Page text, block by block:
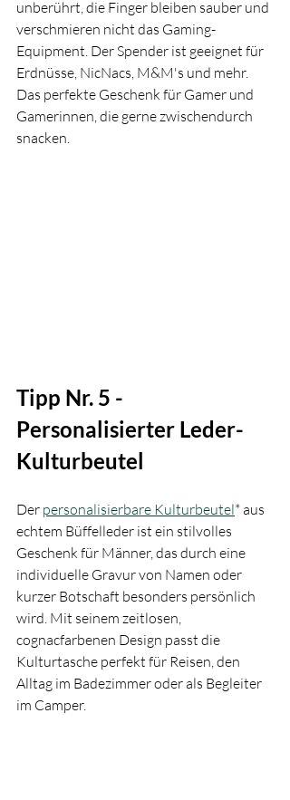
unberührt, die Finger bleiben sauber und
verschmieren nicht das Gaming-
Equipment. Der Spender ist geeignet für
Erdnüsse, NicNacs, M&M's und mehr.
Das perfekte Geschenk für Gamer und
Gamerinnen, die gerne zwischendurch
snacken.
Tipp Nr. 5 -
Personalisierter Leder-
Kulturbeutel
Der personalisierbare Kulturbeutel* aus
echtem Büffelleder ist ein stilvolles
Geschenk für Männer, das durch eine
individuelle Gravur von Namen oder
kurzer Botschaft besonders persönlich
wird. Mit seinem zeitlosen,
cognacfarbenen Design passt die
Kulturtasche perfekt für Reisen, den
Alltag im Badezimmer oder als Begleiter
im Camper.